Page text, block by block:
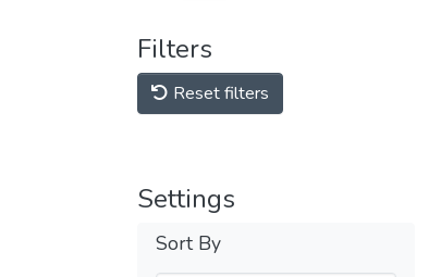
Filters
Reset filters
Settings
Sort By